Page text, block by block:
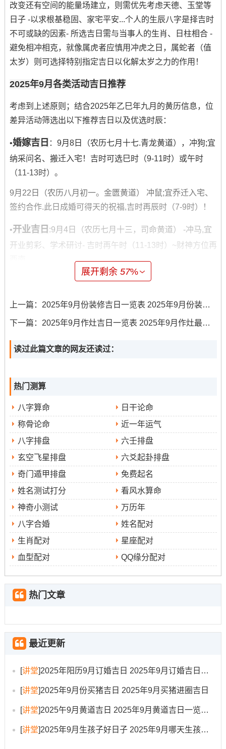
改变还有空间的能量场建立，则需优先考虑天德、玉堂等
日子 -以求根基稳固、家宅平安...个人的生辰八字是择吉时
不可或缺的因素- 所选吉日需与当事人的生肖、日柱相合 -
避免相冲相克，就像属虎者应慎用冲虎之日，属蛇者（值
太岁）则可选择特别指定吉日以化解太岁之力的作用！
2025年9月各类活动吉日推荐
考虑到上述原则；结合2025年乙巳年九月的黄历信息，位
差异活动筛选出以下推荐吉日以及优选时辰：
•婚嫁吉日 ：9月8日（农历七月十七.青龙黄道），冲狗;宜
纳采问名、搬迁入宅！吉时可选巳时（9-11时）或午时
（11-13时）。
9月22日（农历八月初一。金匮黄道） 冲鼠;宜乔迁入宅、
签约合作.此日成婚可得天的祝福,吉时再辰时（7-9时）！
•开业吉日 :9月4日（农历七月十三，司命黄道） -冲马,宜
开业剪彩、学术研讨- 吉时再午时（11-13时）~财神方位再
9月26日（农历八月初五,司命黄道），冲龙,宜开业庆典、
时）.
动土修造吉日
龙，宜装修动工、家具入室 吉时再巳时（9-11时）。9月
26日（农历八月初五;司命黄道），还宜动土修造;需注意负
•
狗~宜搬迁入宅 吉时再午时（11-13时）.
9月22日（农历八月初一，金匮黄道），冲鼠~宜乔迁入
宅、安床置产；入门时携带五谷杂粮可增家运。
决定性注意事项
以选择吉日时需谨记以下几点:吉日需配吉时并非全天都
利...差异时辰适宜进行各异性质的活动。譬如上午多数时
候更适合开业、动工，下午则利于签约、谈判，必须参考
具体日子的吉时建议。
方位至关重要。2025年太岁再东南，岁破再西北。三煞再
东方，重要活动的举办的点、座位朝向应尽量减少这些方
位、或采取适当的化解措施！
例如再西北方摆放金属物品化解岁破之气。务必结合个人
最吉之日应是能跟当事人命理五行、生肖属相相生相合的
日子。
建议有条件者咨询专业人士进行详细合算...要尊重科学！
示，活动的成功最终离不开周密的准备同个人的努力~不可
过度依赖.
展开剩余57%
上一篇： 2025年9月份装修吉日一览表 2025年9月份装修动工吉日
下一篇： 2025年9月作灶吉日一览表 2025年9月作灶最旺日子
读过此篇文章的网友还读过：
热门测算
八字算命
日干论命
称骨论命
近一年运气
八字排盘
六壬排盘
玄空飞星排盘
六爻起卦排盘
奇门遁甲排盘
免费起名
姓名测试打分
看风水算命
神奇小测试
万历年
八字合婚
姓名配对
生肖配对
星座配对
血型配对
QQ缘分配对
热门文章
最近更新
[讲堂]2025年阳历9月订婚吉日 2025年9月订婚吉日有哪几天
[讲堂]2025年9月份买猪吉日 2025年9月买猪进圈吉日
[讲堂]2025午9月黄道吉日 2025年9月黄道吉日一览表大全
[讲堂]2025年9月生孩子好日子 2025年9月哪天生孩子比较好